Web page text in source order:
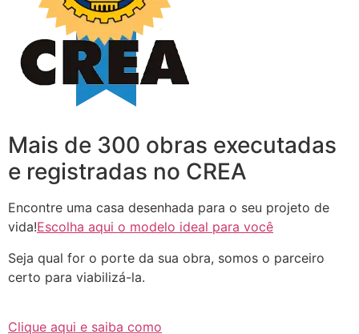
Mais de 300 obras executadas
e registradas no CREA
Encontre uma casa desenhada para o seu projeto de
vida!Escolha aqui o modelo ideal para você
Seja qual for o porte da sua obra, somos o parceiro
certo para viabilizá-la.
Clique aqui e saiba como